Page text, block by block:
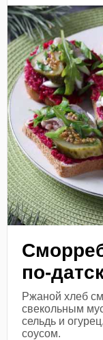
по-
Ржаной хлеб
свекольным
сельдь и
соусом.